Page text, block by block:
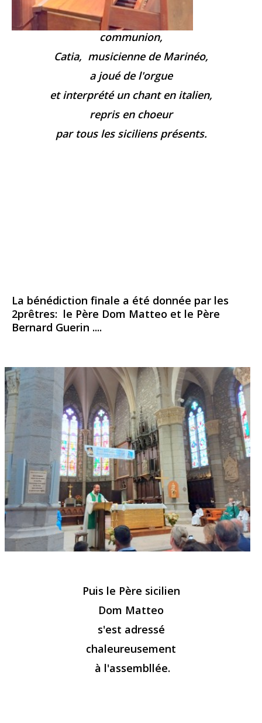
communion,
Catia, musicienne de Marinéo,
a joué de l'orgue
et interprété un chant en italien,
repris en choeur
par tous les siciliens présents.
La bénédiction finale a été donnée par les
2prêtres: le Père Dom Matteo et le Père
Bernard Guerin ....
Puis le Père sicilien
Dom Matteo
s'est adressé
chaleureusement
à l'assembllée.